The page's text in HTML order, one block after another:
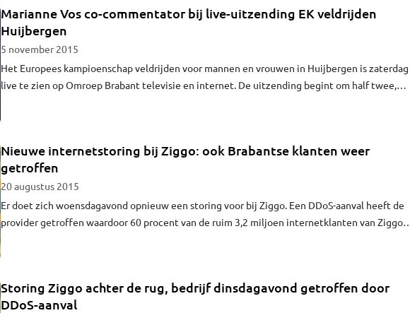
Marianne Vos co-commentator bij live-uitzending EK veldrijden
Huijbergen
5 november 2015
Het Europees kampioenschap veldrijden voor mannen en vrouwen in Huijbergen is zaterdag
live te zien op Omroep Brabant televisie en internet. De uitzending begint om half twee,
Nieuwe internetstoring bij Ziggo: ook Brabantse klanten weer
getroffen
20 augustus 2015
Er doet zich woensdagavond opnieuw een storing voor bij Ziggo. Een DDoS-aanval heeft de
provider getroffen waardoor 60 procent van de ruim 3,2 miljoen internetklanten van Ziggo
Storing Ziggo achter de rug, bedrijf dinsdagavond getroffen door
DDoS-aanval